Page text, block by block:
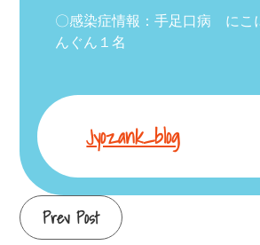
〇感染症情報：手足口病 にこ
んぐん１名
Jyozank_blog
Continue
Prev Post